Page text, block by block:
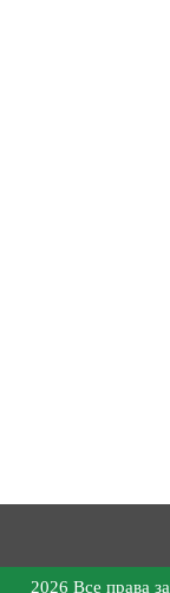
2026 Все права